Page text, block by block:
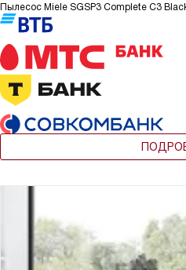
Пылесос Miele SGSP3 Complete C3